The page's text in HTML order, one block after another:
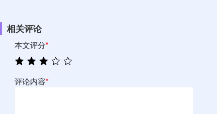
相关评论
本文评分*
评论内容*